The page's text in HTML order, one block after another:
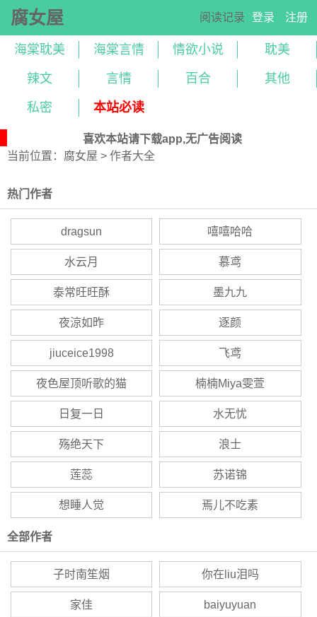
腐女屋 阅读记录 登录 注册
海棠耽美 海棠言情 情欲小说 耽美
辣文 言情 百合 其他
私密 本站必读
喜欢本站请下载app,无广告阅读
当前位置： 腐女屋 > 作者大全
热门作者
dragsun 嘻嘻哈哈
水云月 慕鸢
泰常旺旺酥 墨九九
夜涼如昨 逐颜
jiuceice1998 飞鸢
夜色屋顶听歌的猫 楠楠Miya雯萱
日复一日 水无忧
殇绝天下 浪士
莲蕊 苏诺锦
想睡人觉 焉儿不吃素
全部作者
子时南笙烟 你在liu泪吗
家佳 baiyuyuan